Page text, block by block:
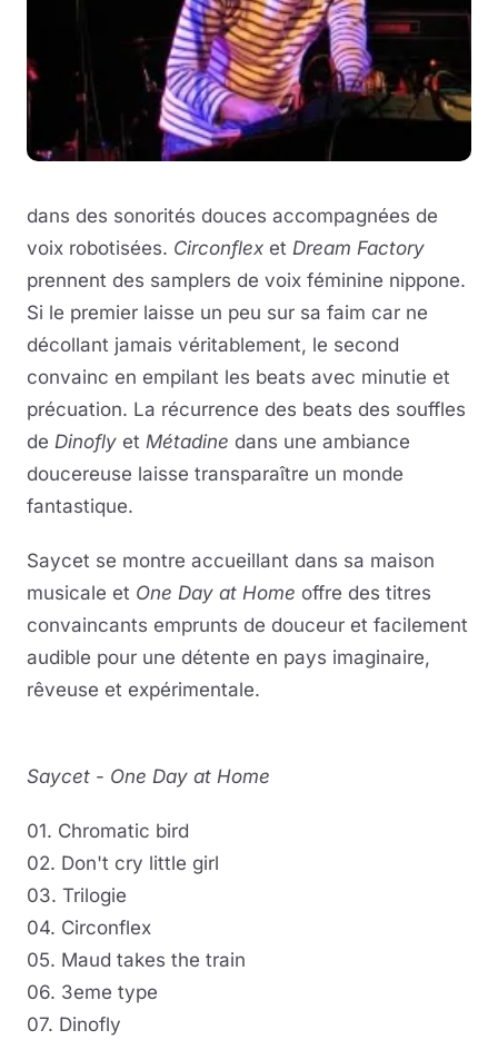
dans des sonorités douces accompagnées de
voix robotisées. Circonflex et Dream Factory
prennent des samplers de voix féminine nippone.
Si le premier laisse un peu sur sa faim car ne
décollant jamais véritablement, le second
convainc en empilant les beats avec minutie et
précuation. La récurrence des beats des souffles
de Dinofly et Métadine dans une ambiance
doucereuse laisse transparaître un monde
fantastique.
Saycet se montre accueillant dans sa maison
musicale et One Day at Home offre des titres
convaincants emprunts de douceur et facilement
audible pour une détente en pays imaginaire,
rêveuse et expérimentale.
Saycet - One Day at Home
01. Chromatic bird
02. Don't cry little girl
03. Trilogie
04. Circonflex
05. Maud takes the train
06. 3eme type
07. Dinofly